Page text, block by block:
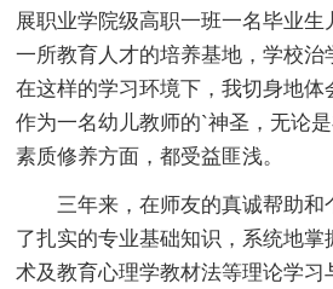
展职业学院级高职一班一名毕业生
一所教育人才的培养基地，学校治
在这样的学习环境下，我切身地体
作为一名幼儿教师的`神圣，无论
素质修养方面，都受益匪浅。
三年来，在师友的真诚帮助和
了扎实的专业基础知识，系统地掌
术及教育心理学教材法等理论学习